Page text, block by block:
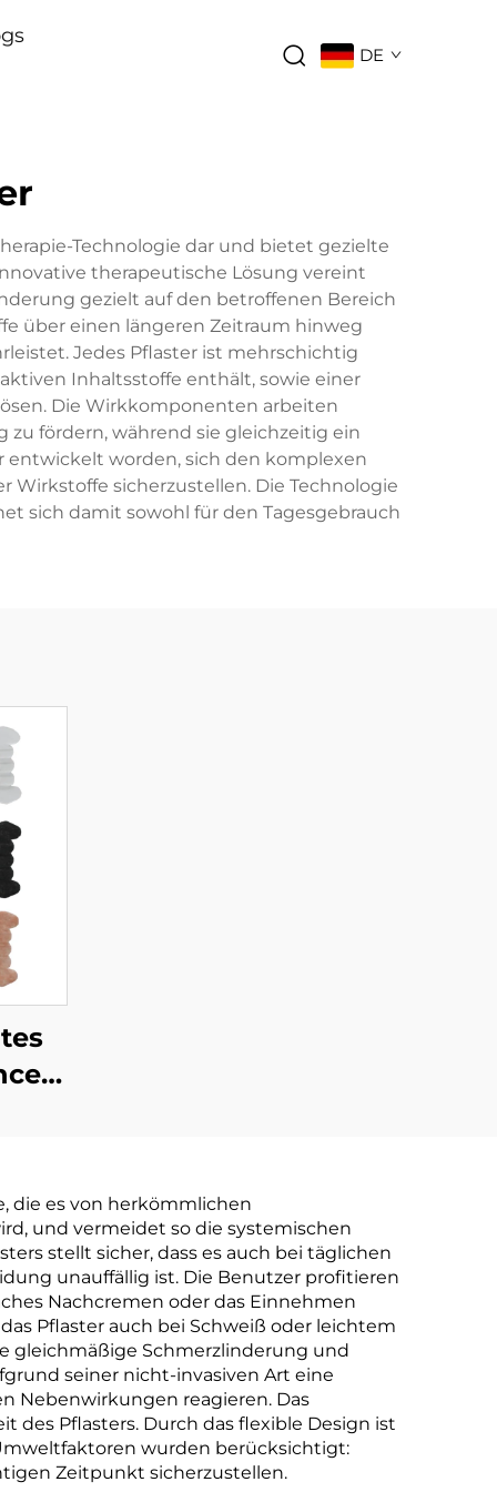
DE
Technologie dar und bietet gezielte
therapeutische Lösung vereint
gezielt auf den betroffenen Bereich
über einen längeren Zeitraum hinweg
Jedes Pflaster ist mehrschichtig
Inhaltsstoffe enthält, sowie einer
Die Wirkkomponenten arbeiten
fördern, während sie gleichzeitig ein
entwickelt worden, sich den komplexen
sicherzustellen. Die Technologie
sich damit sowohl für den Tagesgebrauch
die es von herkömmlichen
und vermeidet so die systemischen
stellt sicher, dass es auch bei täglichen
unauffällig ist. Die Benutzer profitieren
Nachcremen oder das Einnehmen
Pflaster auch bei Schweiß oder leichtem
gleichmäßige Schmerzlinderung und
seiner nicht-invasiven Art eine
Nebenwirkungen reagieren. Das
Pflasters. Durch das flexible Design ist
wurden berücksichtigt:
Zeitpunkt sicherzustellen.